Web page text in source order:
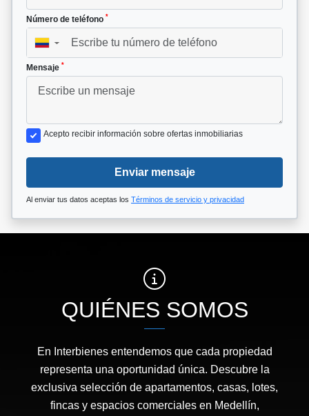
Número de teléfono *
▼
Mensaje *
Acepto recibir información sobre ofertas inmobiliarias
Enviar mensaje
Al enviar tus datos aceptas los Términos de servicio y privacidad
QUIÉNES SOMOS
En Interbienes entendemos que cada propiedad
representa una oportunidad única. Descubre la
exclusiva selección de apartamentos, casas, lotes,
fincas y espacios comerciales en Medellín,